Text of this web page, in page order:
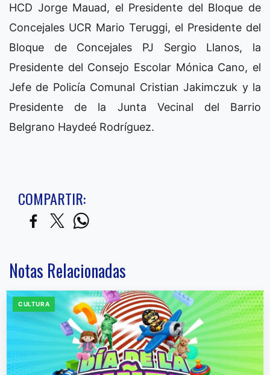
HCD Jorge Mauad, el Presidente del Bloque de
Concejales UCR Mario Teruggi, el Presidente del
Bloque de Concejales PJ Sergio Llanos, la
Presidente del Consejo Escolar Mónica Cano, el
Jefe de Policía Comunal Cristian Jakimczuk y la
Presidente de la Junta Vecinal del Barrio
Belgrano Haydeé Rodríguez.
COMPARTIR:
Notas Relacionadas
CULTURA